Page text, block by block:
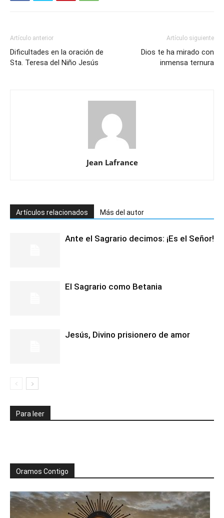
Artículo anterior
Dificultades en la oración de
Sta. Teresa del Niño Jesús
Artículo siguiente
Dios te ha mirado con
inmensa ternura
Jean Lafrance
Artículos relacionados Más del autor
Ante el Sagrario decimos: ¡Es el Señor!
El Sagrario como Betania
Jesús, Divino prisionero de amor
Para leer
Oramos Contigo